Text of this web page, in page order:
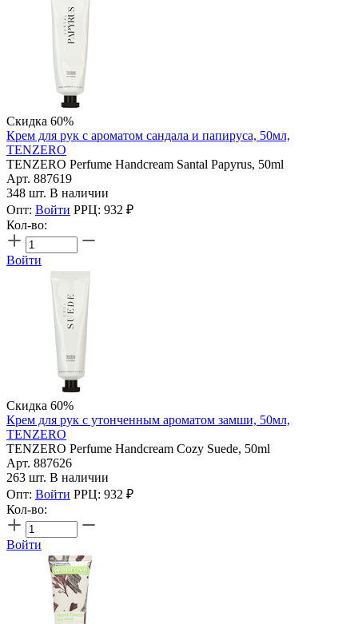
Скидка 60%
Крем для рук с ароматом сандала и папируса, 50мл,
TENZERO
TENZERO Perfume Handcream Santal Papyrus, 50ml
Арт. 887619
348 шт. В наличии
Опт: Войти РРЦ: 932 ₽
Кол-во:
Войти
Скидка 60%
Крем для рук с утонченным ароматом замши, 50мл,
TENZERO
TENZERO Perfume Handcream Cozy Suede, 50ml
Арт. 887626
263 шт. В наличии
Опт: Войти РРЦ: 932 ₽
Кол-во:
Войти